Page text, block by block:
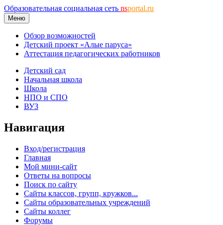
Образовательная социальная сеть nsportal.ru
Меню
Обзор возможностей
Детский проект «Алые паруса»
Аттестация педагогических работников
Детский сад
Начальная школа
Школа
НПО и СПО
ВУЗ
Навигация
Вход/регистрация
Главная
Мой мини-сайт
Ответы на вопросы
Поиск по сайту
Сайты классов, групп, кружков...
Сайты образовательных учреждений
Сайты коллег
Форумы